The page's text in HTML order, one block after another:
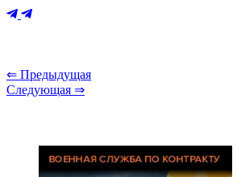
⇐ Предыдущая
Следующая ⇒